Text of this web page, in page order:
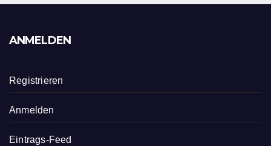
ANMELDEN
Registrieren
Anmelden
Eintrags-Feed